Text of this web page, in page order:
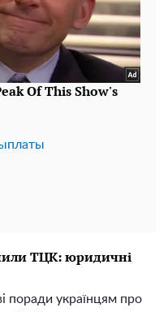
ТЦК: юридичні
поради українцям про